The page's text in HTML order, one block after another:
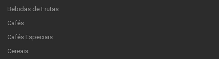
Bebidas de Frutas
Cafés
Cafés Especiais
Cereais